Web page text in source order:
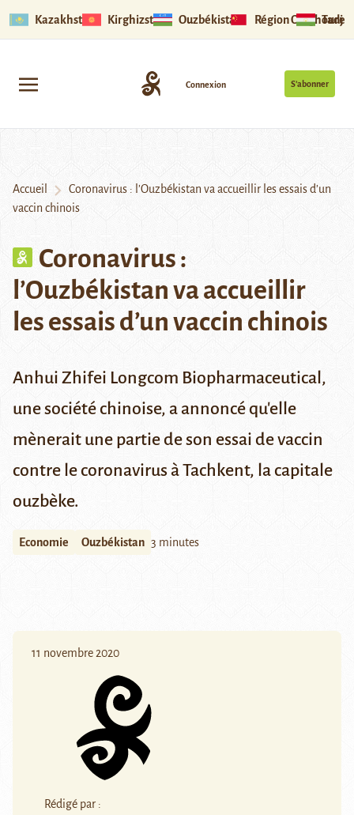
Kazakhstan Kirghizstan Ouzbékistan Région Ouïghoure
S’abonner
Connexion
Accueil
Coronavirus : l’Ouzbékistan va accueillir les essais d’un
vaccin chinois
Coronavirus :
l’Ouzbékistan va accueillir
les essais d’un vaccin chinois
Anhui Zhifei Longcom Biopharmaceutical,
une société chinoise, a annoncé qu'elle
mènerait une partie de son essai de vaccin
contre le coronavirus à Tachkent, la capitale
ouzbèke.
Economie Ouzbékistan 3 minutes
11 novembre 2020
Rédigé par :